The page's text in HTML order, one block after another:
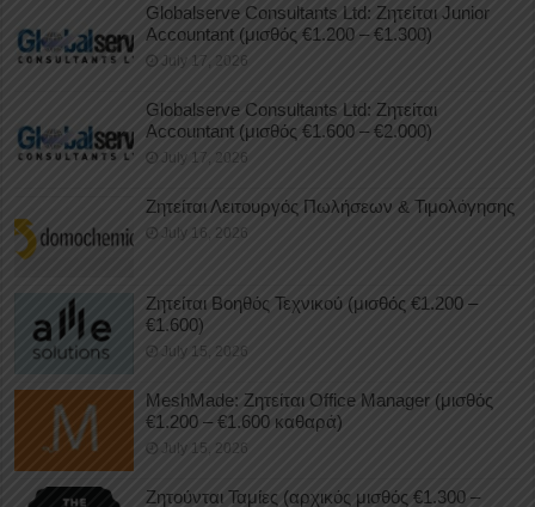
Globalserve Consultants Ltd: Ζητείται Junior
Accountant (μισθός €1.200 – €1.300)
July 17, 2026
Globalserve Consultants Ltd: Ζητείται
Accountant (μισθός €1.600 – €2.000)
July 17, 2026
Ζητείται Λειτουργός Πωλήσεων & Τιμολόγησης
July 16, 2026
Ζητείται Βοηθός Τεχνικού (μισθός €1.200 –
€1.600)
July 15, 2026
MeshMade: Ζητείται Office Manager (μισθός
€1.200 – €1.600 καθαρά)
July 15, 2026
Ζητούνται Ταμίες (αρχικός μισθός €1.300 –